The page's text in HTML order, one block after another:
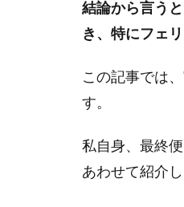
結論から言う
き、特にフェ
この記事では
す。
私自身、最終
あわせて紹介し